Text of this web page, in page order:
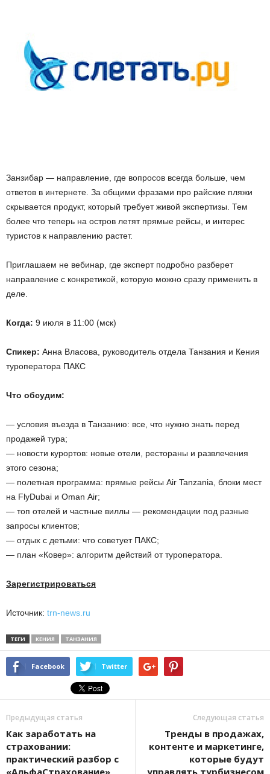
Занзибар — направление, где вопросов всегда больше, чем
ответов в интернете. За общими фразами про райские пляжи
скрывается продукт, который требует живой экспертизы. Тем
более что теперь на остров летят прямые рейсы, и интерес
туристов к направлению растет.
Приглашаем не вебинар, где эксперт подробно разберет
направление с конкретикой, которую можно сразу применить в
деле.
Когда: 9 июля в 11:00 (мск)
Спикер: Анна Власова, руководитель отдела Танзания и Кения
туроператора ПАКС
Что обсудим:
— условия въезда в Танзанию: все, что нужно знать перед
продажей тура;
— новости курортов: новые отели, рестораны и развлечения
этого сезона;
— полетная программа: прямые рейсы Air Tanzania, блоки мест
на FlyDubai и Oman Air;
— топ отелей и частные виллы — рекомендации под разные
запросы клиентов;
— отдых с детьми: что советует ПАКС;
— план «Ковер»: алгоритм действий от туроператора.
Зарегистрироваться
Источник: trn-news.ru
ТЕГИ КЕНИЯ ТАНЗАНИЯ
Facebook Twitter
Предыдущая статья
Как заработать на
страховании:
практический разбор с
«АльфаСтрахование»
Следующая статья
Тренды в продажах,
контенте и маркетинге,
которые будут
управлять турбизнесом